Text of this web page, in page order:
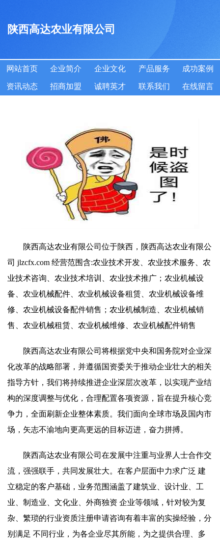
陕西高达农业有限公司
网站首页 企业简介 企业文化 产品服务 成功案例
资讯动态 招商加盟 诚聘英才 联系我们 在线留言
陕西高达农业有限公司位于陕西，陕西高达农业有限公
司 jlzcfx.com 经营范围含:农业技术开发、农业技术服务、农
业技术咨询、农业技术培训、农业技术推广；农业机械设
备、农业机械配件、农业机械设备租赁、农业机械设备维
修、农业机械设备配件销售；农业机械制造、农业机械销
售、农业机械租赁、农业机械维修、农业机械配件销售
陕西高达农业有限公司将根据党中央和国务院对企业深
化改革的战略部署，并遵循国资委关于推动企业壮大的相关
指导方针，我们将持续推进企业深层次改革，以实现产业结
构的深度调整与优化，合理配置各项资源，旨在提升核心竞
争力，全面刷新企业整体素质。我们面向全球市场及国内市
场，矢志不渝地向更高更远的目标迈进，奋力拼搏。
陕西高达农业有限公司在发展中注重与业界人士合作交
流，强强联手，共同发展壮大。在客户层面中力求广泛 建
立稳定的客户基础，业务范围涵盖了建筑业、设计业、工
业、制造业、文化业、外商独资 企业等领域，针对较为复
杂、繁琐的行业资质注册申请咨询有着丰富的实操经验，分
别满足 不同行业，为各企业尽其所能，为之提供合理、多